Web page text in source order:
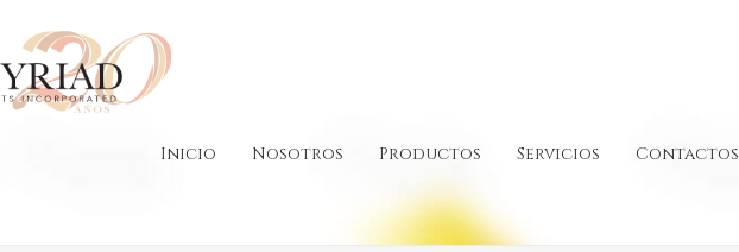
Inicio Nosotros Productos Servicios Contactos